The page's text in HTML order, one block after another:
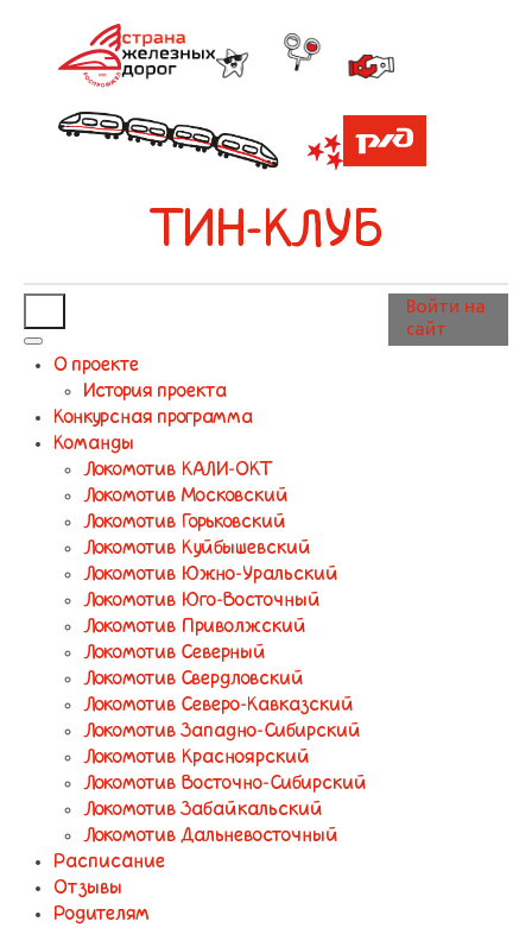
ТИН-КЛУБ
О проекте
История проекта
Конкурсная программа
Команды
Локомотив КАЛИ-ОКТ
Локомотив Московский
Локомотив Горьковский
Локомотив Куйбышевский
Локомотив Южно-Уральский
Локомотив Юго-Восточный
Локомотив Приволжский
Локомотив Северный
Локомотив Свердловский
Локомотив Северо-Кавказский
Локомотив Западно-Сибирский
Локомотив Красноярский
Локомотив Восточно-Сибирский
Локомотив Забайкальский
Локомотив Дальневосточный
Расписание
Отзывы
Родителям
Войти на
сайт